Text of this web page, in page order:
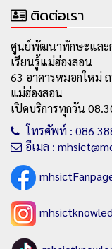
ติดต่อเรา
ศูนย์พัฒนาทักษะและก
เรียนรู้แม่ฮ่องสอน
63 อาคารหมอกใหม่
แม่ฮ่องสอน
เปิดบริการทุกวัน
โทรศัพท์ : 086
อีเมล :